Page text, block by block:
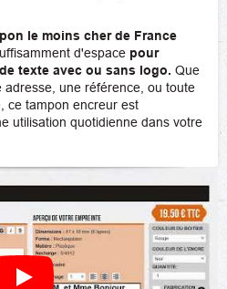
le moins cher de France
d'espace pour
texte avec ou sans logo. Que
une référence, ou toute
ce tampon encreur est
utilisation quotidienne dans votre
Personnaliser son Tampon